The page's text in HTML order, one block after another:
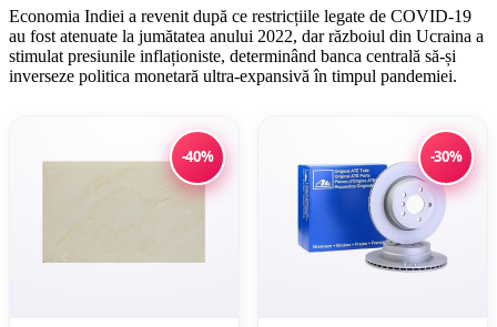
Economia Indiei a revenit după ce restricțiile legate de COVID-19
au fost atenuate la jumătatea anului 2022, dar războiul din Ucraina a
stimulat presiunile inflaționiste, determinând banca centrală să-și
inverseze politica monetară ultra-expansivă în timpul pandemiei.
-40% -30%